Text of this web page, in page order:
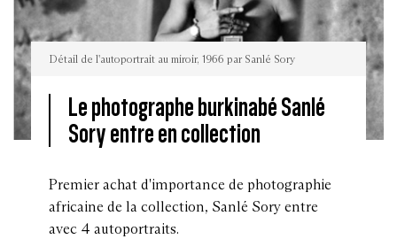
Détail
Détail de l'autoportrait au miroir, 1966 par Sanlé Sory
Le photographe burkinabé Sanlé
Sory entre en collection
Premier achat d'importance de photographie
africaine de la collection, Sanlé Sory entre
avec 4 autoportraits.